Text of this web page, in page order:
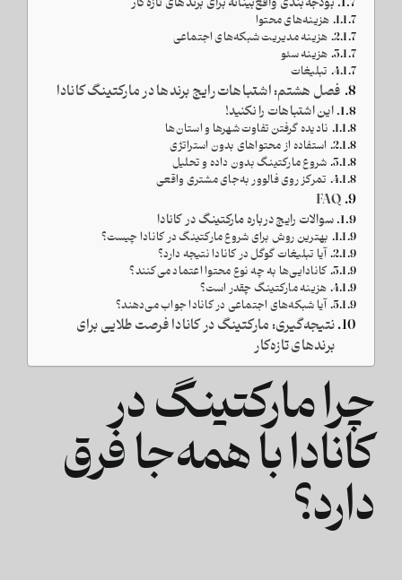
هزینه‌های محتوا
هزینه مدیریت شبکه‌های اجتماعی
هزینه سئو
تبلیغات
فصل هشتم: اشتباهات رایج برندها در مارکتینگ کانادا
این اشتباهات را نکنید!
نادیده گرفتن تفاوت شهرها و استان‌ها
استفاده از محتواهای بدون استراتژی
شروع مارکتینگ بدون داده و تحلیل
تمرکز روی فالوور به‌جای مشتری واقعی
FAQ
سوالات رایج درباره مارکتینگ در کانادا
بهترین روش برای شروع مارکتینگ در کانادا چیست؟
آیا تبلیغات گوگل در کانادا نتیجه دارد؟
کانادایی‌ها به چه نوع محتوا اعتماد می‌کنند؟
هزینه مارکتینگ چقدر است؟
آیا شبکه‌های اجتماعی در کانادا جواب می‌دهند؟
نتیجه‌گیری: مارکتینگ در کانادا فرصت طلایی برای
برندهای تازه‌کار
چرا مارکتینگ در
کانادا با همه‌جا فرق
دارد؟